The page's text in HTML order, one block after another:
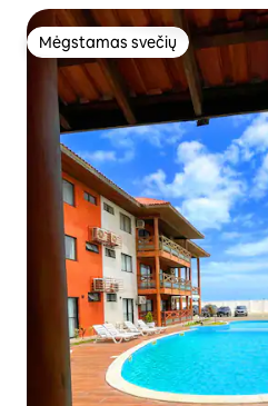
Mėgstamas svečių
Mėgstamas svečių